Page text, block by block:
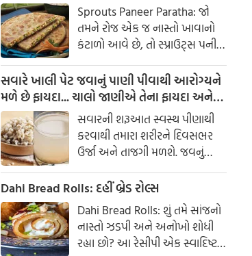
મળશે
Sprouts Paneer Paratha: જો
તમને રોજ એક જ નાસ્તો ખાવાનો
કંટાળો આવે છે, તો સ્પ્રાઉટ્સ પનીર
પરાઠા બનાવવાનો પ્રયાસ કરો. તે
માત્ર સ્વાદિષ્ટ જ નથી પણ તમારા
સ્વાસ્થ્ય માટે અતિ ફાયદાકારક પણ
સવારે ખાલી પેટ જવાનું પાણી પીવાથી આરોગ્યને
મળે છે ફાયદા... ચાલો જાણીએ તેના ફાયદા અને
ઉપયોગ કરવાની યોગ્ય રીતસવારની શરૂઆત સ્વસ્થ પીણાથી
કરવાથી તમારા શરીરને દિવસભર
ઉર્જા અને તાજગી મળશે. જવનું
પાણી એક ઉત્તમ ઘરેલું ઉપાય
માનવામાં આવે છે, જે ખાસ કરીને
ઉનાળામાં ઠંડક આપે છે
Dahi Bread Rolls: દહીં બ્રેડ રોલ્સ
Dahi Bread Rolls: શું તમે સાંજનો
નાસ્તો ઝડપી અને અનોખો શોધી
રહ્યા છો? આ રેસીપી એક સ્વાદિષ્ટ